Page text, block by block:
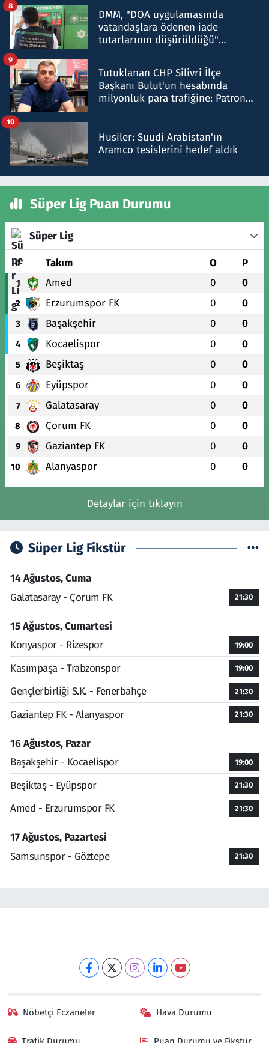
DMM, "DOA uygulamasında
vatandaşlara ödenen iade
tutarlarının düşürüldüğü"
8
Tutuklanan CHP Silivri İlçe
Başkanı Bulut'un hesabında
milyonluk para trafiğine: Patron
9
Husiler: Suudi Arabistan'ın
Aramco tesislerini hedef aldık
10
Süper Lig Puan Durumu
Süper Lig
# Takım O P
1 Amed 0 0
2 Erzurumspor FK 0 0
3 Başakşehir 0 0
4 Kocaelispor 0 0
5 Beşiktaş 0 0
6 Eyüpspor 0 0
7 Galatasaray 0 0
8 Çorum FK 0 0
9 Gaziantep FK 0 0
10 Alanyaspor 0 0
Detaylar için tıklayın
Süper Lig Fikstür
14 Ağustos, Cuma
Galatasaray - Çorum FK
21:30
15 Ağustos, Cumartesi
Konyaspor - Rizespor
19:00
Kasımpaşa - Trabzonspor 19:00
Gençlerbirliği S.K. - Fenerbahçe 21:30
Gaziantep FK - Alanyaspor 21:30
16 Ağustos, Pazar
Başakşehir - Kocaelispor
19:00
Beşiktaş - Eyüpspor 21:30
Amed - Erzurumspor FK 21:30
17 Ağustos, Pazartesi
Samsunspor - Göztepe
21:30
Nöbetçi Eczaneler Hava Durumu